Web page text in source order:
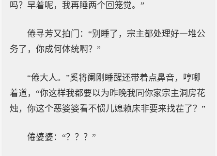
吗？早着呢，我再睡两个回笼觉。”
倦寻芳又拍门：“别睡了，宗主都处理好一堆公
务了，你成何体统啊？”
“倦大人。”奚将阑刚睡醒还带着点鼻音，哼唧
着道，“你这样我都要以为昨晚我同你家宗主洞房花
烛，你这个恶婆婆看不惯儿媳赖床非要来找茬了？”
倦婆婆：“？？？”